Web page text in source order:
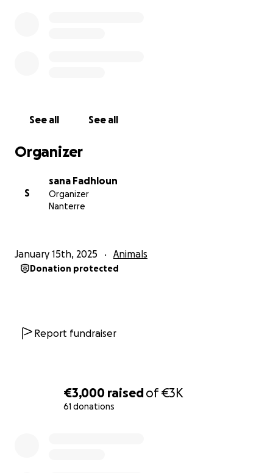
€3,000 raisedof€3K
61 donations
See all See all
Organizer
S
sana Fadhloun
Organizer
Nanterre
January 15th, 2025 Animals
Donation protected
Report fundraiser